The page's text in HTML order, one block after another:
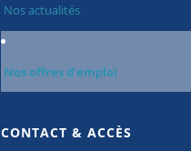
Nos actualités
Nos offres d’emploi
CONTACT & ACCÈS